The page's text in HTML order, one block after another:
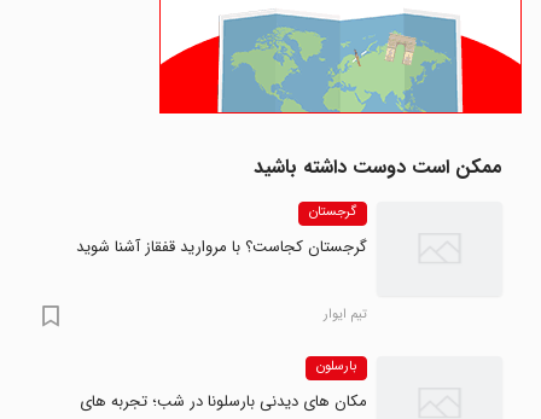
ممکن است دوست داشته باشید
گرجستان
گرجستان کجاست؟ با مروارید قفقاز آشنا شوید
تیم ایوار
بارسلون
مکان های دیدنی بارسلونا در شب؛ تجربه های